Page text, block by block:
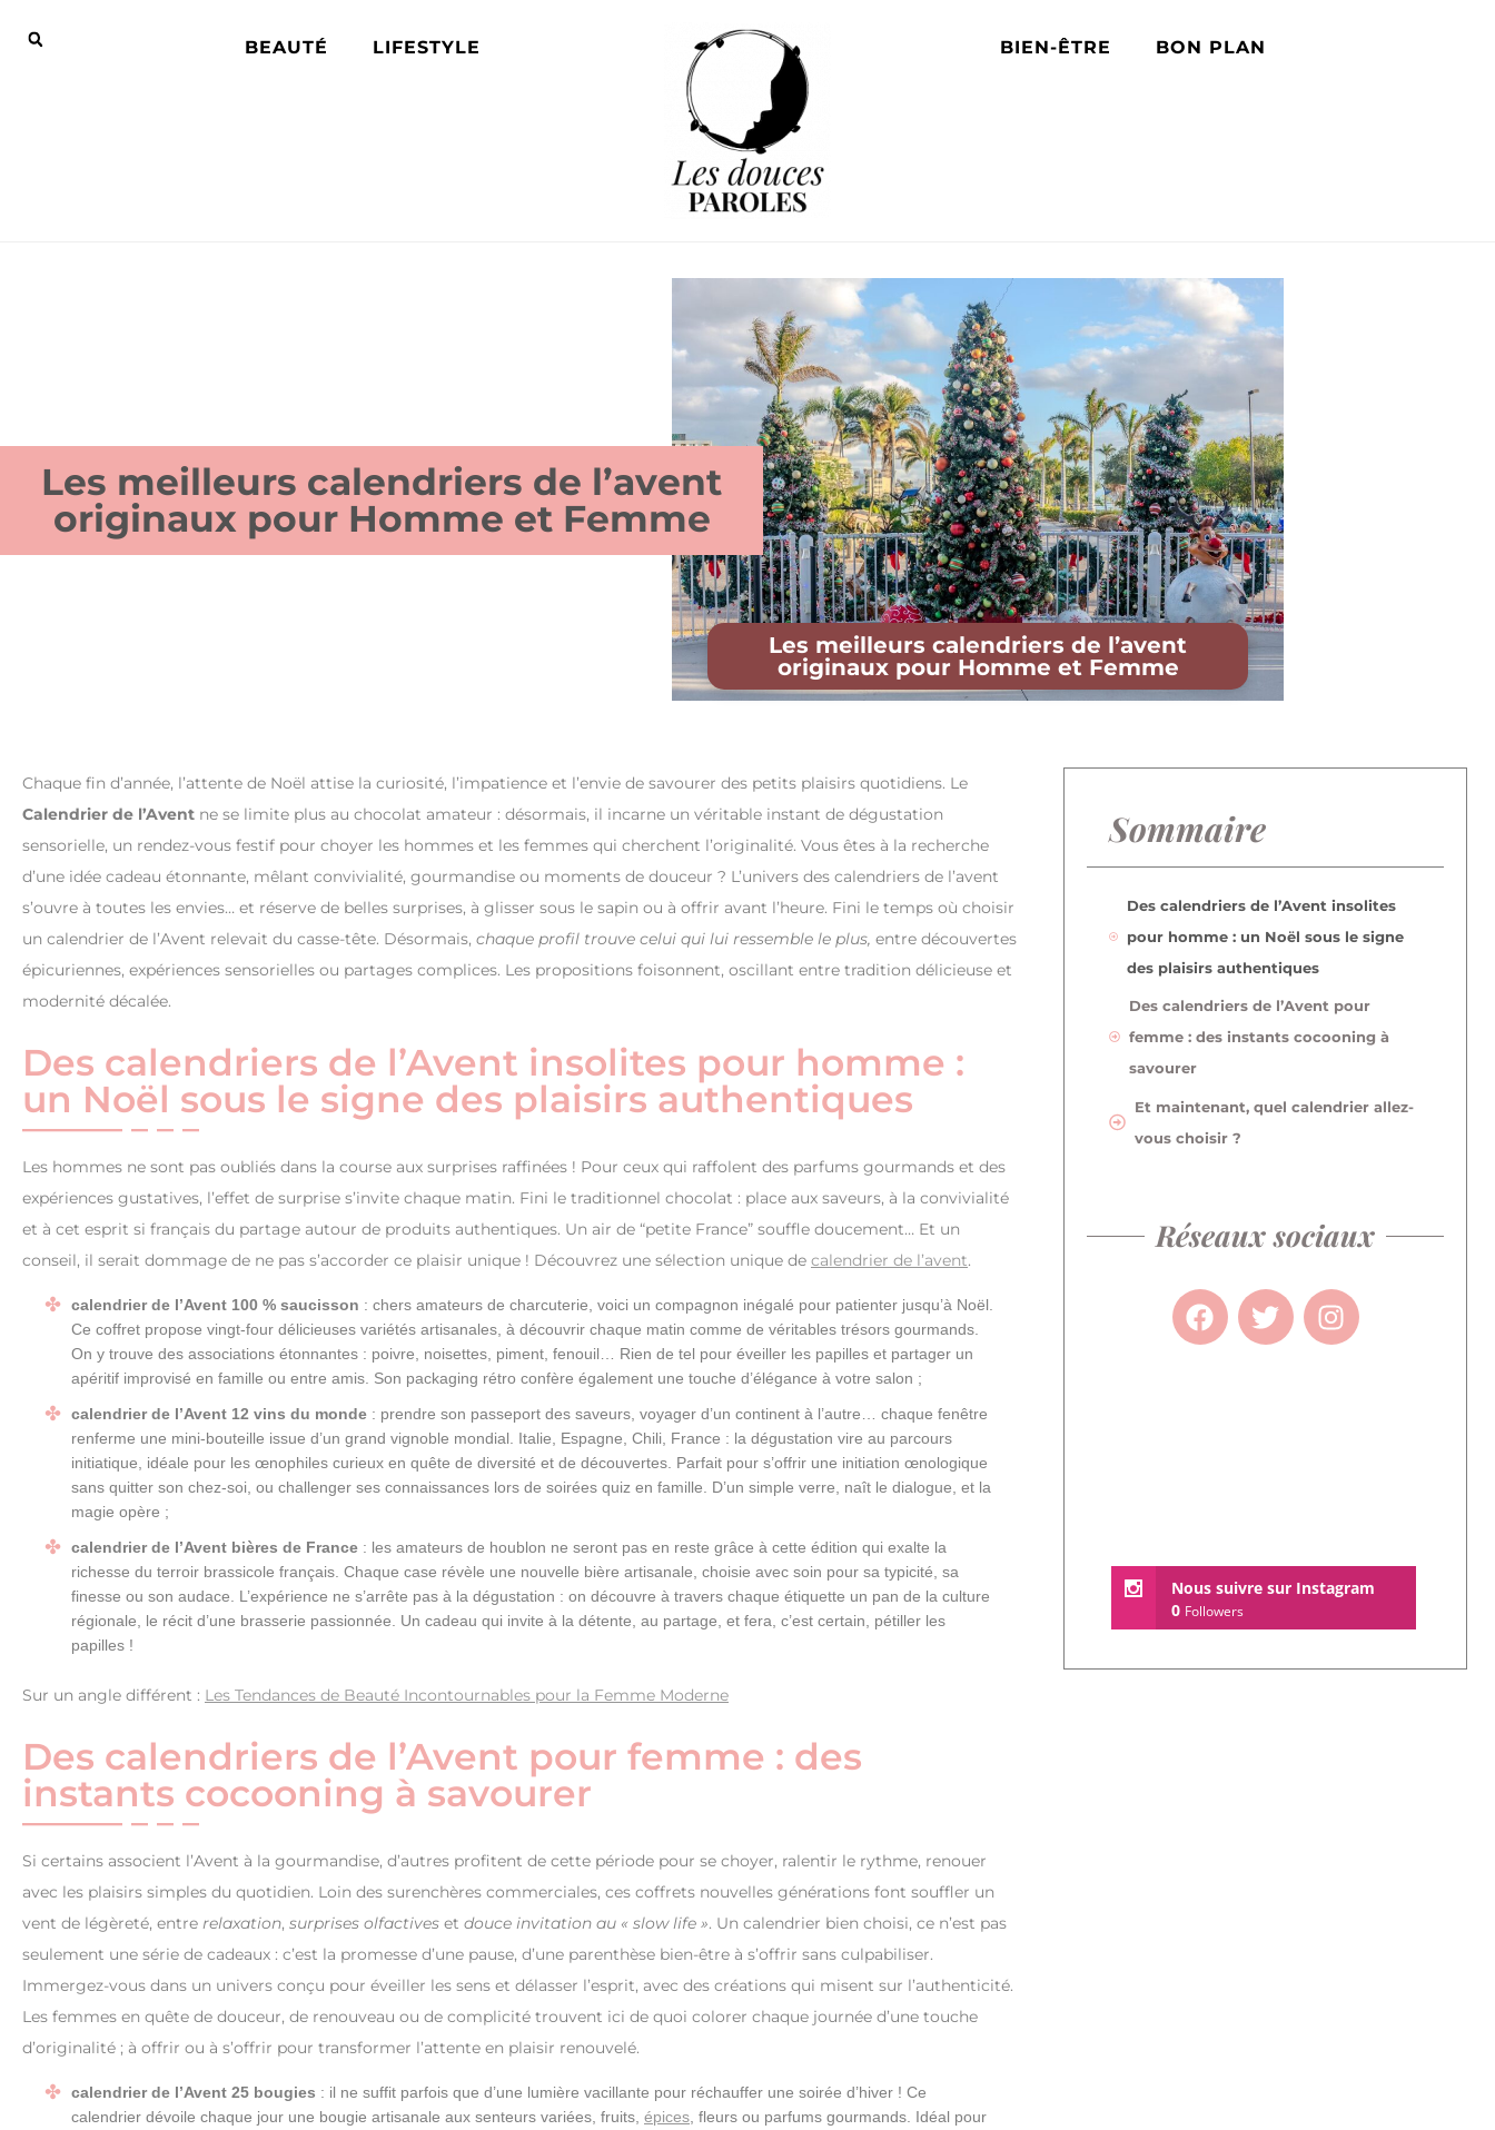
BEAUTÉ LIFESTYLE BIEN-ÊTRE BON PLAN
Les meilleurs calendriers de l’avent
originaux pour Homme et Femme
Les meilleurs calendriers de l’avent
originaux pour Homme et Femme
Chaque fin d’année, l’attente de Noël attise la curiosité, l’impatience et l’envie de savourer des petits plaisirs quotidiens. Le
Calendrier de l’Avent ne se limite plus au chocolat amateur : désormais, il incarne un véritable instant de dégustation
sensorielle, un rendez-vous festif pour choyer les hommes et les femmes qui cherchent l’originalité. Vous êtes à la recherche
d’une idée cadeau étonnante, mêlant convivialité, gourmandise ou moments de douceur ? L’univers des calendriers de l’avent
s’ouvre à toutes les envies… et réserve de belles surprises, à glisser sous le sapin ou à offrir avant l’heure. Fini le temps où choisir
un calendrier de l’Avent relevait du casse-tête. Désormais, chaque profil trouve celui qui lui ressemble le plus, entre découvertes
épicuriennes, expériences sensorielles ou partages complices. Les propositions foisonnent, oscillant entre tradition délicieuse et
modernité décalée.
Des calendriers de l’Avent insolites pour homme :
un Noël sous le signe des plaisirs authentiques
Les hommes ne sont pas oubliés dans la course aux surprises raffinées ! Pour ceux qui raffolent des parfums gourmands et des
expériences gustatives, l’effet de surprise s’invite chaque matin. Fini le traditionnel chocolat : place aux saveurs, à la convivialité
et à cet esprit si français du partage autour de produits authentiques. Un air de “petite France” souffle doucement… Et un
conseil, il serait dommage de ne pas s’accorder ce plaisir unique ! Découvrez une sélection unique de calendrier de l’avent.
calendrier de l’Avent 100 % saucisson : chers amateurs de charcuterie, voici un compagnon inégalé pour patienter jusqu’à Noël.
Ce coffret propose vingt-four délicieuses variétés artisanales, à découvrir chaque matin comme de véritables trésors gourmands.
On y trouve des associations étonnantes : poivre, noisettes, piment, fenouil… Rien de tel pour éveiller les papilles et partager un
apéritif improvisé en famille ou entre amis. Son packaging rétro confère également une touche d’élégance à votre salon ;
calendrier de l’Avent 12 vins du monde : prendre son passeport des saveurs, voyager d’un continent à l’autre… chaque fenêtre
renferme une mini-bouteille issue d’un grand vignoble mondial. Italie, Espagne, Chili, France : la dégustation vire au parcours
initiatique, idéale pour les œnophiles curieux en quête de diversité et de découvertes. Parfait pour s’offrir une initiation œnologique
sans quitter son chez-soi, ou challenger ses connaissances lors de soirées quiz en famille. D’un simple verre, naît le dialogue, et la
magie opère ;
calendrier de l’Avent bières de France : les amateurs de houblon ne seront pas en reste grâce à cette édition qui exalte la
richesse du terroir brassicole français. Chaque case révèle une nouvelle bière artisanale, choisie avec soin pour sa typicité, sa
finesse ou son audace. L’expérience ne s’arrête pas à la dégustation : on découvre à travers chaque étiquette un pan de la culture
régionale, le récit d’une brasserie passionnée. Un cadeau qui invite à la détente, au partage, et fera, c’est certain, pétiller les
papilles !
Sur un angle différent : Les Tendances de Beauté Incontournables pour la Femme Moderne
Des calendriers de l’Avent pour femme : des
instants cocooning à savourer
Si certains associent l’Avent à la gourmandise, d’autres profitent de cette période pour se choyer, ralentir le rythme, renouer
avec les plaisirs simples du quotidien. Loin des surenchères commerciales, ces coffrets nouvelles générations font souffler un
vent de légèreté, entre relaxation, surprises olfactives et douce invitation au « slow life ». Un calendrier bien choisi, ce n’est pas
seulement une série de cadeaux : c’est la promesse d’une pause, d’une parenthèse bien-être à s’offrir sans culpabiliser.
Immergez-vous dans un univers conçu pour éveiller les sens et délasser l’esprit, avec des créations qui misent sur l’authenticité.
Les femmes en quête de douceur, de renouveau ou de complicité trouvent ici de quoi colorer chaque journée d’une touche
d’originalité ; à offrir ou à s’offrir pour transformer l’attente en plaisir renouvelé.
calendrier de l’Avent 25 bougies : il ne suffit parfois que d’une lumière vacillante pour réchauffer une soirée d’hiver ! Ce
calendrier dévoile chaque jour une bougie artisanale aux senteurs variées, fruits, épices , fleurs ou parfums gourmands. Idéal pour
Sommaire
Des calendriers de l’Avent insolites
pour homme : un Noël sous le signe
des plaisirs authentiques
Des calendriers de l’Avent pour
femme : des instants cocooning à
savourer
Et maintenant, quel calendrier allez-
vous choisir ?
Réseaux sociaux
Nous suivre sur Instagram
0 Followers